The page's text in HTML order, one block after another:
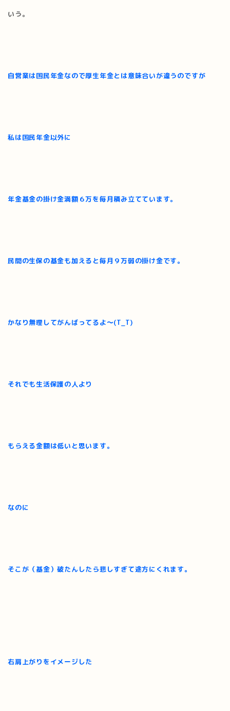
いう。
自営業は国民年金なので厚生年金とは意味合いが違うのですが
私は国民年金以外に
年金基金の掛け金満額６万を毎月積み立てています。
民間の生保の基金も加えると毎月９万弱の掛け金です。
かなり無理してがんばってるよ～(T_T)
それでも生活保護の人より
もらえる金額は低いと思います。
なのに
そこが（基金）破たんしたら悲しすぎて途方にくれます。
右肩上がりをイメージした